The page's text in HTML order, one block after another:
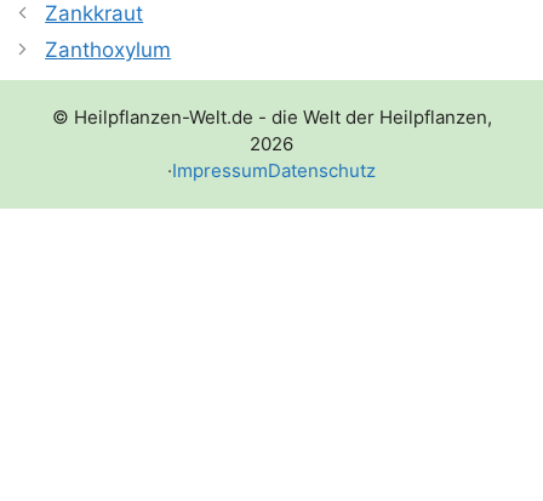
Zankkraut
Zanthoxylum
© Heilpflanzen-Welt.de - die Welt der Heilpflanzen,
2026
·ImpressumDatenschutz